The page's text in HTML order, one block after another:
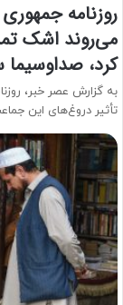
روزنامه
می‌روند اشک
کرد،
به گزارش عصر خبر،
تأثیر دروغ‌های این